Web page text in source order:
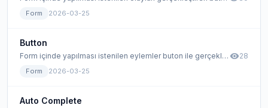
Form 2026-03-25
Button
Form içinde yapılması istenilen eylemler buton ile gerçekleştirilir. Xpoda içerisinde, tıklandığında aksiyon tipiyle, değişik aksiyonlar ile beraber çalışmaktadır.
Form 2026-03-25
visibility28
Auto Complete